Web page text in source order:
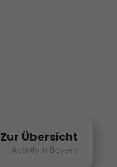
Zur Übersicht
Activity in Bayern